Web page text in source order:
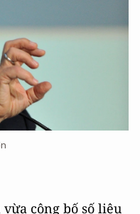
vừa công bố số liệu